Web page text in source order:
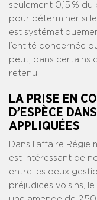
seulement 0,15 %
pour déterminer si
est
l’entité concernée
peut, dans certains
retenu.
LA PRISE EN
D’ESPÈCE
APPLIQUÉES
Dans l’affaire
est intéressant de
entre les deux
préjudices voisins,